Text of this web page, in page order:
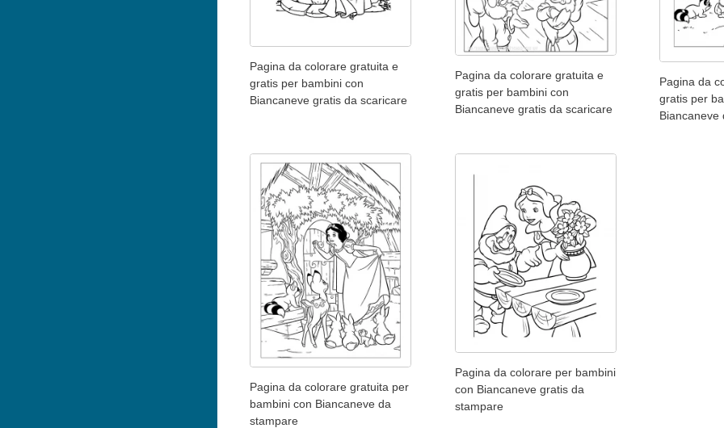
Pagina da colorare gratuita e
gratis per bambini con
Biancaneve gratis da scaricare
Pagina da colorare gratuita e
gratis per bambini con
Biancaneve gratis da scaricare
Pagina da
gratis per
Biancaneve
Pagina da colorare gratuita per
bambini con Biancaneve da
stampare
Pagina da colorare per bambini
con Biancaneve gratis da
stampare